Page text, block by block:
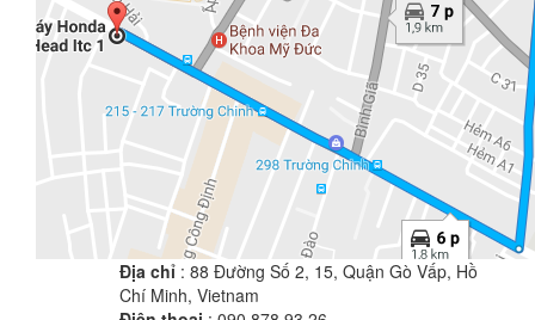
Địa chỉ : 88 Đường Số 2, 15, Quận Gò Vấp, Hồ
Chí Minh, Vietnam